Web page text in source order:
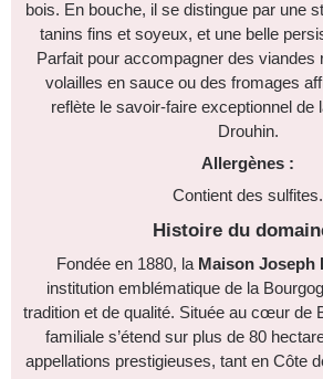
bois. En bouche, il se distingue par une
tanins fins et soyeux, et une belle
Parfait pour accompagner des viandes
volailles en sauce ou des fromages
reflète le savoir-faire exceptionnel de
Drouhin.
Allergènes :
Contient des sulfites.
Histoire du
Fondée en 1880, la Maison Joseph
institution emblématique de la
tradition et de qualité. Située au cœur de
familiale s’étend sur plus de 80
appellations prestigieuses, tant en Côte